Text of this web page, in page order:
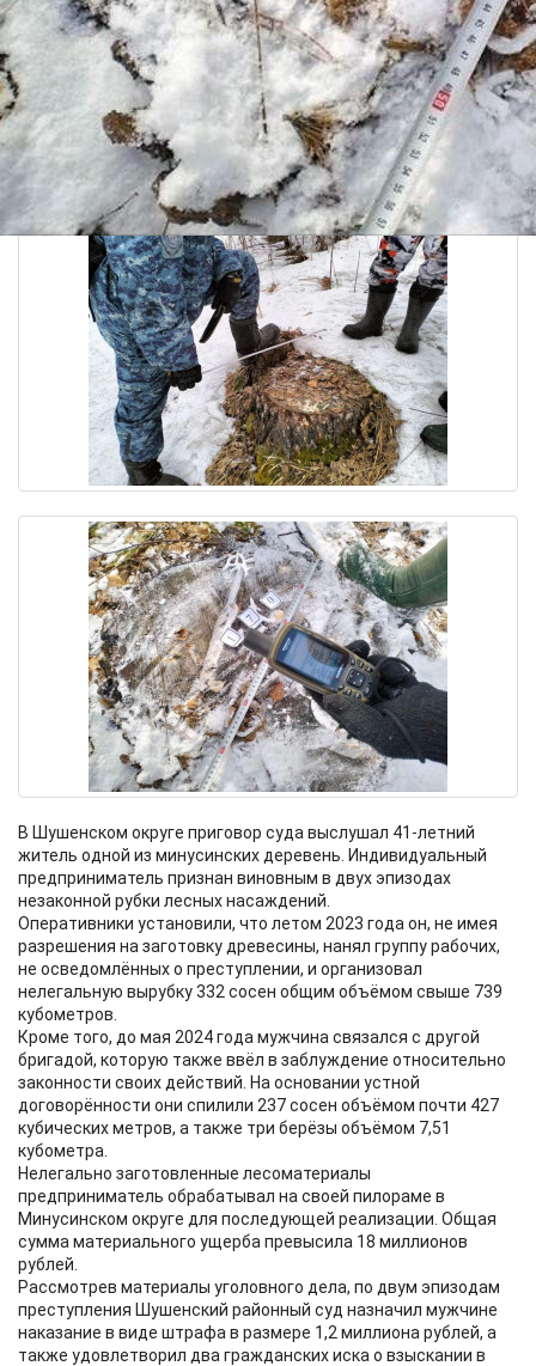
В Шушенском округе приговор суда выслушал 41-летний
житель одной из минусинских деревень. Индивидуальный
предприниматель признан виновным в двух эпизодах
незаконной рубки лесных насаждений.
Оперативники установили, что летом 2023 года он, не имея
разрешения на заготовку древесины, нанял группу рабочих,
не осведомлённых о преступлении, и организовал
нелегальную вырубку 332 сосен общим объёмом свыше 739
кубометров.
Кроме того, до мая 2024 года мужчина связался с другой
бригадой, которую также ввёл в заблуждение относительно
законности своих действий. На основании устной
договорённости они спилили 237 сосен объёмом почти 427
кубических метров, а также три берёзы объёмом 7,51
кубометра.
Нелегально заготовленные лесоматериалы
предприниматель обрабатывал на своей пилораме в
Минусинском округе для последующей реализации. Общая
сумма материального ущерба превысила 18 миллионов
рублей.
Рассмотрев материалы уголовного дела, по двум эпизодам
преступления Шушенский районный суд назначил мужчине
наказание в виде штрафа в размере 1,2 миллиона рублей, а
также удовлетворил два гражданских иска о взыскании в